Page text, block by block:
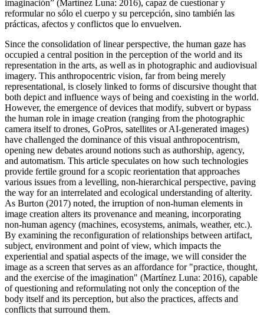
imaginación” (Martínez Luna: 2016), capaz de cuestionar y
reformular no sólo el cuerpo y su percepción, sino también las
prácticas, afectos y conflictos que lo envuelven.
Since the consolidation of linear perspective, the human gaze has
occupied a central position in the perception of the world and its
representation in the arts, as well as in photographic and audiovisual
imagery. This anthropocentric vision, far from being merely
representational, is closely linked to forms of discursive thought that
both depict and influence ways of being and coexisting in the world.
However, the emergence of devices that modify, subvert or bypass
the human role in image creation (ranging from the photographic
camera itself to drones, GoPros, satellites or AI-generated images)
have challenged the dominance of this visual anthropocentrism,
opening new debates around notions such as authorship, agency,
and automatism. This article speculates on how such technologies
provide fertile ground for a scopic reorientation that approaches
various issues from a levelling, non-hierarchical perspective, paving
the way for an interrelated and ecological understanding of alterity.
As Burton (2017) noted, the irruption of non-human elements in
image creation alters its provenance and meaning, incorporating
non-human agency (machines, ecosystems, animals, weather, etc.).
By examining the reconfiguration of relationships between artifact,
subject, environment and point of view, which impacts the
experiential and spatial aspects of the image, we will consider the
image as a screen that serves as an affordance for "practice, thought,
and the exercise of the imagination" (Martínez Luna: 2016), capable
of questioning and reformulating not only the conception of the
body itself and its perception, but also the practices, affects and
conflicts that surround them.